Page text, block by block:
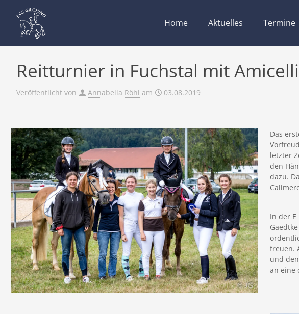
Home Aktuelles Termine
Reitturnier in Fuchstal mit
Veröffentlicht von Annabella Röhl am 03.08.2019
Das
letzter
den
dazu.
In der
freuen.
und
an eine